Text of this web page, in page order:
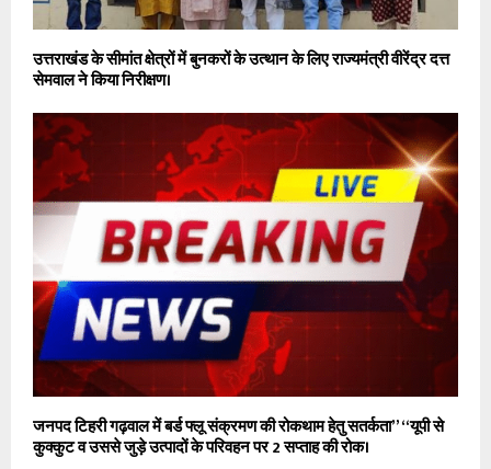
उत्तराखंड के सीमांत क्षेत्रों में बुनकरों के उत्थान के लिए राज्यमंत्री वीरेंद्र दत्त
सेमवाल ने किया निरीक्षण।
जनपद टिहरी गढ़वाल में बर्ड फ्लू संक्रमण की रोकथाम हेतु सतर्कता” “यूपी से
कुक्कुट व उससे जुड़े उत्पादों के परिवहन पर 2 सप्ताह की रोक।